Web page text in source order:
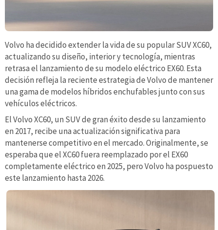
Volvo ha decidido extender la vida de su popular SUV XC60,
actualizando su diseño, interior y tecnología, mientras
retrasa el lanzamiento de su modelo eléctrico EX60. Esta
decisión refleja la reciente estrategia de Volvo de mantener
una gama de modelos híbridos enchufables junto con sus
vehículos eléctricos.
El Volvo XC60, un SUV de gran éxito desde su lanzamiento
en 2017, recibe una actualización significativa para
mantenerse competitivo en el mercado. Originalmente, se
esperaba que el XC60 fuera reemplazado por el EX60
completamente eléctrico en 2025, pero Volvo ha pospuesto
este lanzamiento hasta 2026.